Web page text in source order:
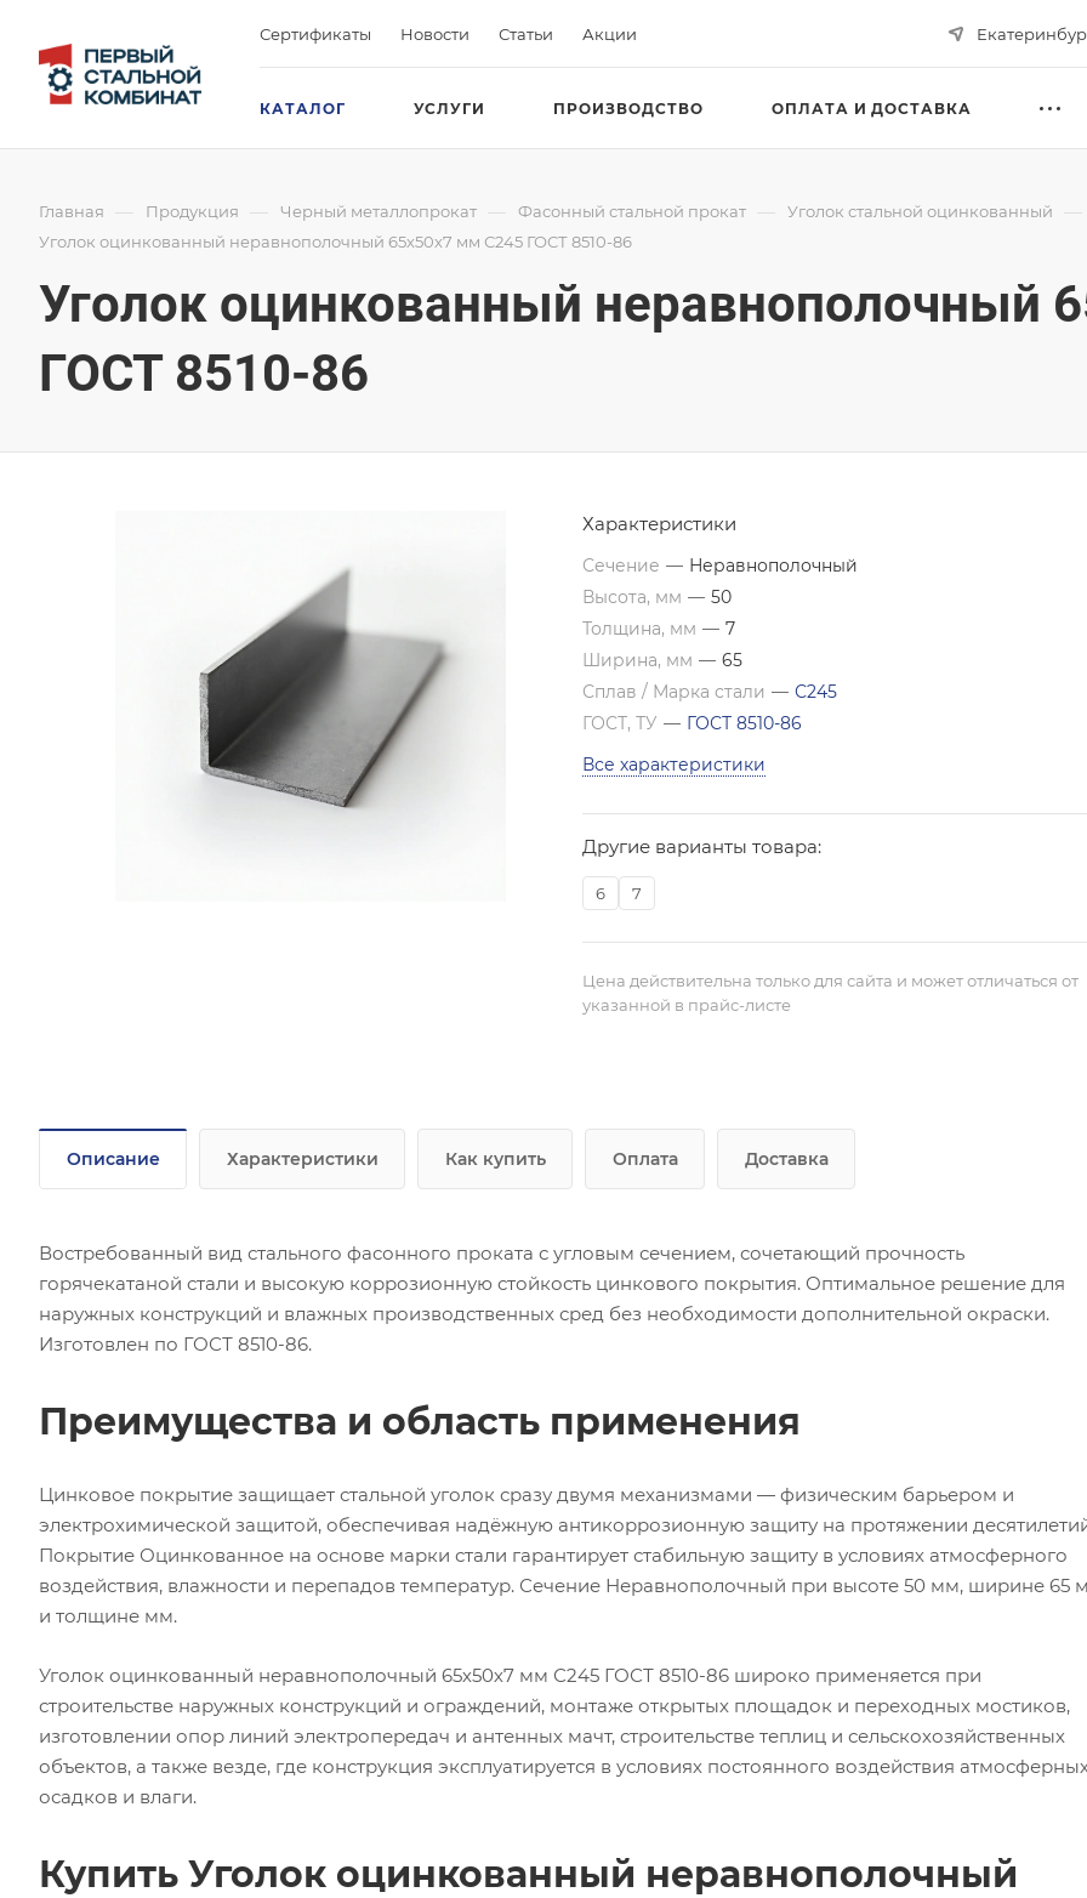
Сертификаты Новости Статьи Акции
КАТАЛОГ УСЛУГИ ПРОИЗВОДСТВО ОПЛАТА И ДОСТАВКА
Главная — Продукция — Черный металлопрокат — Фасонный стальной прокат — Уголок стальной оцинкованный —
Уголок оцинкованный неравнополочный 65х50х7 мм С245 ГОСТ 8510-86
Уголок оцинкованный неравнополочный
ГОСТ 8510-86
Характеристики
Сечение — Неравнополочный
Высота, мм — 50
Толщина, мм — 7
Ширина, мм — 65
Сплав / Марка стали — С245
ГОСТ, ТУ — ГОСТ 8510-86
Все характеристики
Другие варианты товара:
6 7
Цена действительна только для сайта и может отличаться от
указанной в прайс-листе
Описание Характеристики Как купить Оплата Доставка
Востребованный вид стального фасонного проката с угловым сечением, сочетающий прочность
горячекатаной стали и высокую коррозионную стойкость цинкового покрытия. Оптимальное решение для
наружных конструкций и влажных производственных сред без необходимости дополнительной окраски.
Изготовлен по ГОСТ 8510-86.
Преимущества и область применения
Цинковое покрытие защищает стальной уголок сразу двумя механизмами — физическим барьером и
электрохимической защитой, обеспечивая надёжную антикоррозионную защиту на протяжении
Покрытие Оцинкованное на основе марки стали гарантирует стабильную защиту в условиях атмосферного
воздействия, влажности и перепадов температур. Сечение Неравнополочный при высоте 50 мм, ширине 65
и толщине мм.
Уголок оцинкованный неравнополочный 65х50х7 мм С245 ГОСТ 8510-86 широко применяется при
строительстве наружных конструкций и ограждений, монтаже открытых площадок и переходных мостиков,
изготовлении опор линий электропередач и антенных мачт, строительстве теплиц и сельскохозяйственных
объектов, а также везде, где конструкция эксплуатируется в условиях постоянного воздействия
осадков и влаги.
Купить Уголок оцинкованный неравнополочный